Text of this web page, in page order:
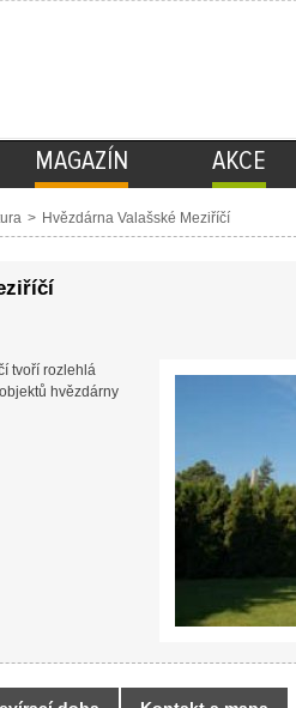
MAGAZÍN AKCE
> Hvězdárna Valašské Meziříčí
tvoří rozlehlá
hvězdárny